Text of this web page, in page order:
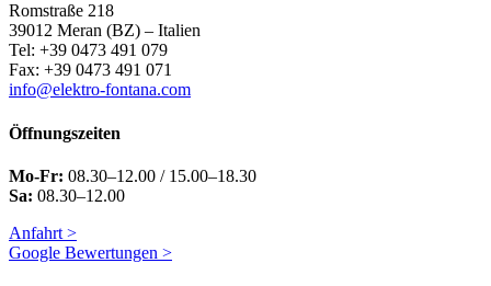
Romstraße 218
39012 Meran (BZ) – Italien
Tel: +39 0473 491 079
Fax: +39 0473 491 071
info@elektro-fontana.com
Öffnungszeiten
Mo-Fr: 08.30–12.00 / 15.00–18.30
Sa: 08.30–12.00
Anfahrt >
Google Bewertungen >